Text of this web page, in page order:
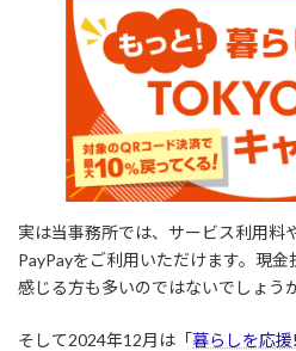
日
時
:
実は当事務所では、サービス利用料
PayPayをご利用いただけます。現
感じる方も多いのではないでしょうか
そして2024年12月は「暮らしを応